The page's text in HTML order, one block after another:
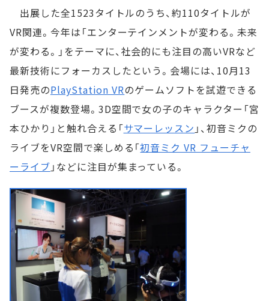
出展した全1523タイトルのうち、約110タイトルが
VR関連。今年は「エンターテインメントが変わる。未来
が変わる。」をテーマに、社会的にも注目の高いVRなど
最新技術にフォーカスしたという。会場には、10月13
日発売のPlayStation VRのゲームソフトを試遊できる
ブースが複数登場。3D空間で女の子のキャラクター「宮
本ひかり」と触れ合える「サマーレッスン 」、初音ミクの
ライブをVR空間で楽しめる「初音ミク VR フューチャ
ーライブ 」などに注目が集まっている。